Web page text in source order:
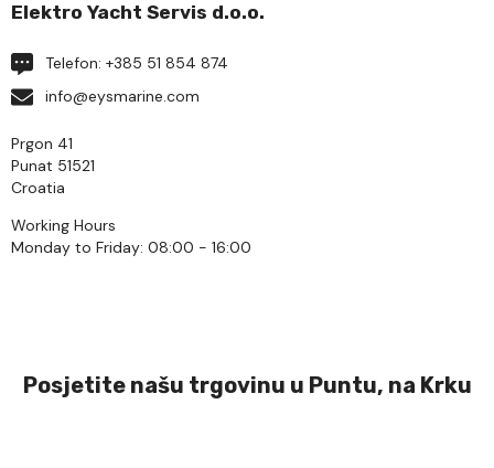
Elektro Yacht Servis d.o.o.
Telefon: +385 51 854 874
info@eysmarine.com
Prgon 41
Punat 51521
Croatia
Working Hours
Monday to Friday: 08:00 - 16:00
Posjetite našu trgovinu u Puntu, na Krku